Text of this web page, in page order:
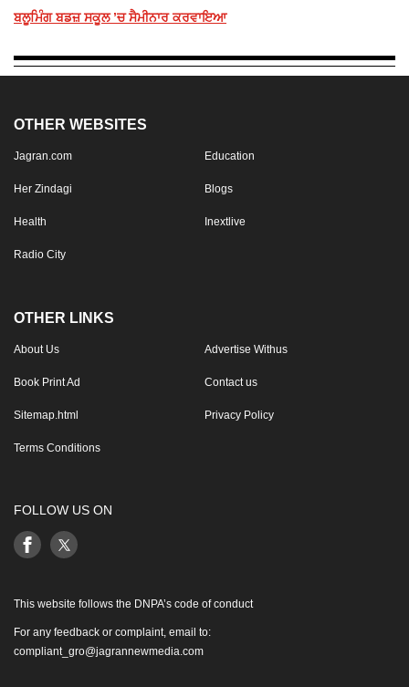
ਬਲੂਮਿੰਗ ਬਡਜ਼ ਸਕੂਲ ’ਚ ਸੈਮੀਨਾਰ ਕਰਵਾਇਆ
OTHER WEBSITES
Jagran.com Education
Her Zindagi Blogs
Health Inextlive
Radio City
OTHER LINKS
About Us Advertise Withus
Book Print Ad Contact us
Sitemap.html Privacy Policy
Terms Conditions
FOLLOW US ON
This website follows the DNPA’s code of conduct
For any feedback or complaint, email to:
compliant_gro@jagrannewmedia.com